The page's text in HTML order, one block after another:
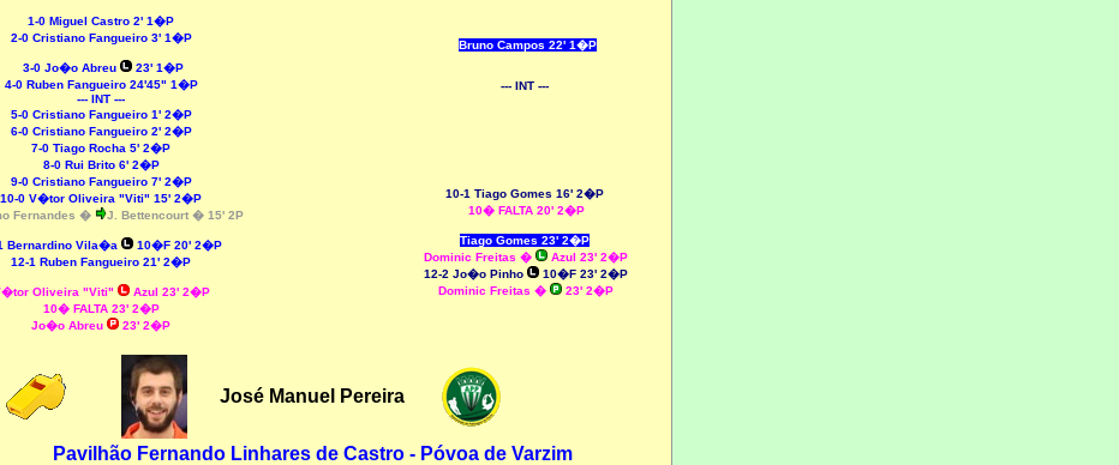
1-0 Miguel Castro 2' 1�P
2-0 Cristiano Fangueiro 3' 1�P
3-0 Jo�o Abreu
23' 1�P
4-0 Ruben Fangueiro 24'45" 1�P
--- INT ---
5-0 Cristiano Fangueiro 1' 2�P
6-0 Cristiano Fangueiro 2' 2�P
7-0 Tiago Rocha 5' 2�P
8-0 Rui Brito 6' 2�P
9-0 Cristiano Fangueiro 7' 2�P
10-0 V�tor Oliveira "Viti" 15' 2�P
Fernandes � J. Bettencourt � 15' 2P
Bernardino Vila�a
10�F 20' 2�P
12-1 Ruben Fangueiro 21' 2�P
Oliveira "Viti"
Azul 23' 2�P
10� FALTA 23' 2�P
Jo�o Abreu
23' 2�P
Bruno Campos 22' 1�P
--- INT ---
10-1 Tiago Gomes 16' 2�P
10� FALTA 20' 2�P
Tiago Gomes 23' 2�P
Dominic Freitas �
Azul 23' 2�P
12-2 Jo�o Pinho
10�F 23' 2�P
Dominic Freitas � 23' 2�P
José Manuel Pereira
Pavilhão Fernando Linhares de Castro - Póvoa de Varzim